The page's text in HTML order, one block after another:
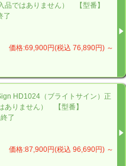
イン）の「マニュアル
まとめた
せてご確認ください。
ク集】
するなら「
ignの発売元：ジャパン
品ではありません） 【型番】
了
価格:69,900円(税込 76,890円) ～
HD1024（ブライトサイン）正
ありません） 【型番】
了
価格:87,900円(税込 96,690円) ～